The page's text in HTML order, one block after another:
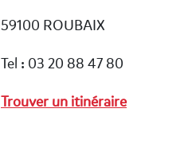
59100 ROUBAIX
Tel : 03 20 88 47 80
Trouver un itinéraire